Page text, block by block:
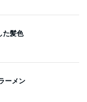
た髪色
ーメン